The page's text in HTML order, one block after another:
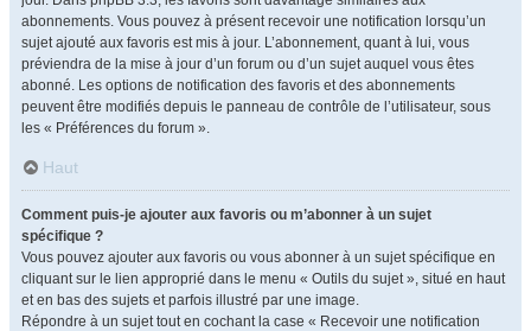
abonnements. Vous pouvez à présent recevoir une notification lorsqu’un
sujet ajouté aux favoris est mis à jour. L’abonnement, quant à lui, vous
préviendra de la mise à jour d’un forum ou d’un sujet auquel vous êtes
abonné. Les options de notification des favoris et des abonnements
peuvent être modifiés depuis le panneau de contrôle de l’utilisateur, sous
les « Préférences du forum ».
Haut
Comment puis-je ajouter aux favoris ou m’abonner à un sujet
spécifique ?
Vous pouvez ajouter aux favoris ou vous abonner à un sujet spécifique en
cliquant sur le lien approprié dans le menu « Outils du sujet », situé en haut
et en bas des sujets et parfois illustré par une image.
Répondre à un sujet tout en cochant la case « Recevoir une notification